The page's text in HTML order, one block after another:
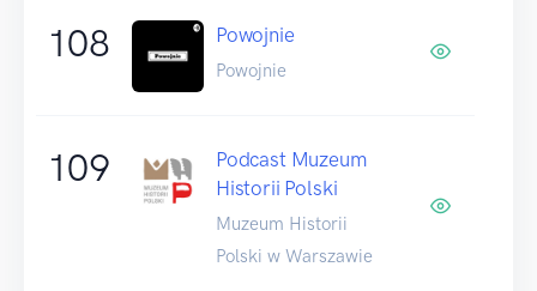
108 Powojnie
Powojnie
109
Podcast Muzeum
Historii Polski
Muzeum Historii
Polski w Warszawie